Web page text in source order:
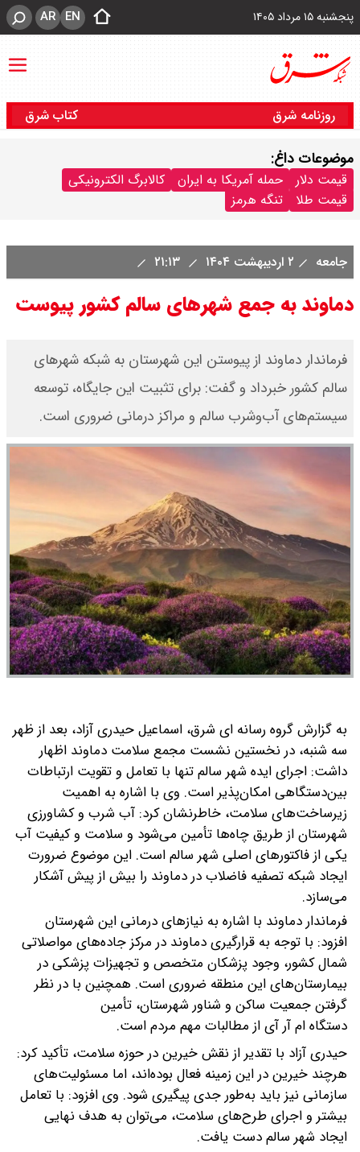
پنجشنبه ۱۵ مرداد ۱۴۰۵ EN
AR
روزنامه شرق کتاب شرق
موضوعات داغ:
قیمت دلار حمله آمریکا به ایران
کالابرگ الکترونیکی
قیمت طلا
تنگه هرمز
جامعه ۲ اردیبهشت ۱۴۰۴
دماوند به جمع شهرهای سالم کشور پیوست
فرماندار دماوند از پیوستن این شهرستان به شبکه شهرهای
سالم کشور خبرداد و گفت: برای تثبیت این جایگاه، توسعه
سیستم‌های آب‌وشرب سالم و مراکز درمانی ضروری است.
به گزارش گروه رسانه ای شرق، اسماعیل حیدری آزاد، بعد از ظهر
سه شنبه، در نخستین نشست مجمع سلامت دماوند اظهار
داشت: اجرای ایده شهر سالم تنها با تعامل و تقویت ارتباطات
بین‌دستگاهی امکان‌پذیر است. وی با اشاره به اهمیت
زیرساخت‌های سلامت، خاطرنشان کرد: آب شرب و کشاورزی
شهرستان از طریق چاه‌ها تأمین می‌شود و سلامت و کیفیت آب
یکی از فاکتورهای اصلی شهر سالم است. این موضوع ضرورت
ایجاد شبکه تصفیه فاضلاب در دماوند را بیش از پیش آشکار
می‌سازد.
فرماندار دماوند با اشاره به نیازهای درمانی این شهرستان
افزود: با توجه به قرارگیری دماوند در مرکز جاده‌های مواصلاتی
شمال کشور، وجود پزشکان متخصص و تجهیزات پزشکی در
بیمارستان‌های این منطقه ضروری است. همچنین با در نظر
گرفتن جمعیت ساکن و شناور شهرستان، تأمین
دستگاه ام آر آی از مطالبات مهم مردم است.
حیدری آزاد با تقدیر از نقش خیرین در حوزه سلامت، تأکید کرد:
هرچند خیرین در این زمینه فعال بوده‌اند، اما مسئولیت‌های
سازمانی نیز باید به‌طور جدی پیگیری شود. وی افزود: با تعامل
بیشتر و اجرای طرح‌های سلامت، می‌توان به هدف نهایی
ایجاد شهر سالم دست یافت.